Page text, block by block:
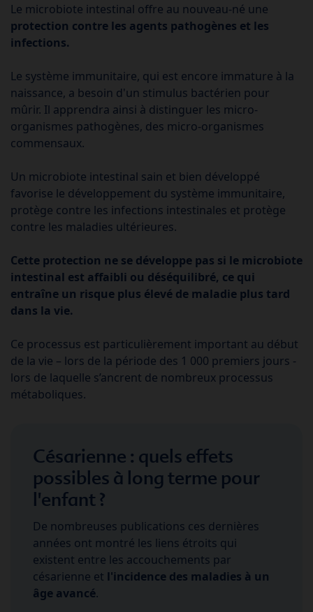
Le microbiote intestinal offre au nouveau-né une
protection contre les agents pathogènes et les
infections.
Le système immunitaire, qui est encore immature à la
naissance, a besoin d'un stimulus bactérien pour
mûrir. Il apprendra ainsi à distinguer les micro-
organismes pathogènes, des micro-organismes
commensaux.
Un microbiote intestinal sain et bien développé
favorise le développement du système immunitaire,
protège contre les infections intestinales et protège
contre les maladies ultérieures.
Cette protection ne se développe pas si le microbiote
intestinal est affaibli ou déséquilibré, ce qui
entraîne un risque plus élevé de maladie plus tard
dans la vie.
Ce processus est particulièrement important au début
de la vie – lors de la période des 1 000 premiers jours -
lors de laquelle s’ancrent de nombreux processus
métaboliques.
Césarienne : quels effets
possibles à long terme pour
l'enfant ?
De nombreuses publications ces dernières
années ont montré les liens étroits qui
existent entre les accouchements par
césarienne et l'incidence des maladies à un
âge avancé.